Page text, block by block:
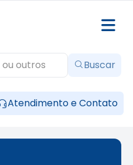
Atendimento e Contato
Buscar